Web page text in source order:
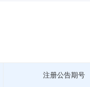
注册公告期号